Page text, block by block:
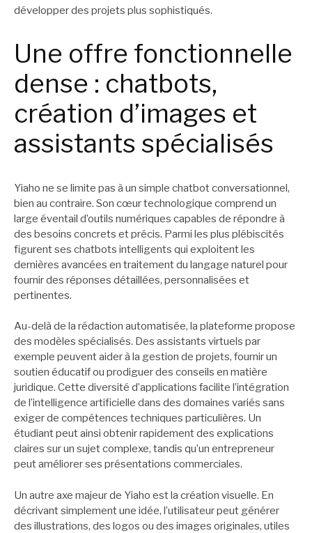
développer des projets plus sophistiqués.
Une offre fonctionnelle
dense : chatbots,
création d’images et
assistants spécialisés
Yiaho ne se limite pas à un simple chatbot conversationnel,
bien au contraire. Son cœur technologique comprend un
large éventail d’outils numériques capables de répondre à
des besoins concrets et précis. Parmi les plus plébiscités
figurent ses chatbots intelligents qui exploitent les
dernières avancées en traitement du langage naturel pour
fournir des réponses détaillées, personnalisées et
pertinentes.
Au-delà de la rédaction automatisée, la plateforme propose
des modèles spécialisés. Des assistants virtuels par
exemple peuvent aider à la gestion de projets, fournir un
soutien éducatif ou prodiguer des conseils en matière
juridique. Cette diversité d’applications facilite l’intégration
de l’intelligence artificielle dans des domaines variés sans
exiger de compétences techniques particulières. Un
étudiant peut ainsi obtenir rapidement des explications
claires sur un sujet complexe, tandis qu’un entrepreneur
peut améliorer ses présentations commerciales.
Un autre axe majeur de Yiaho est la création visuelle. En
décrivant simplement une idée, l’utilisateur peut générer
des illustrations, des logos ou des images originales, utiles